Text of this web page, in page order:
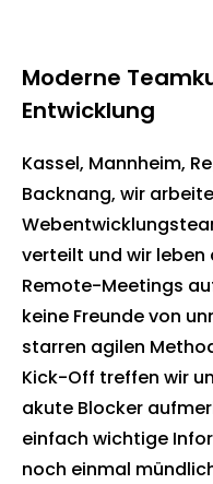
Moderne
Entwicklung
Kassel, Mannheim,
Backnang, wir
verteilt und wir leben
Remote-Meetings
keine Freunde von
starren agilen
Kick-Off treffen wir
akute Blocker
einfach wichtige
noch einmal